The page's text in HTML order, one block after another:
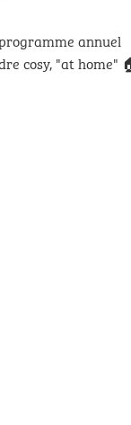
annuel
cosy, "at home"